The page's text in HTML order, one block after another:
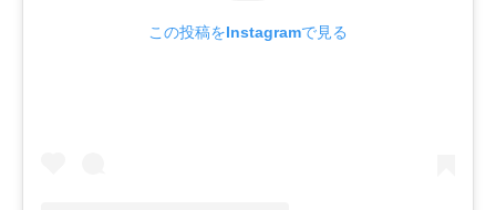
この投稿をInstagramで見る